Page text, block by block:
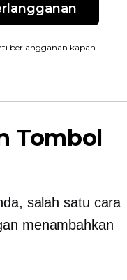
berlangganan kapan
Tombol
salah satu cara
menambahkan